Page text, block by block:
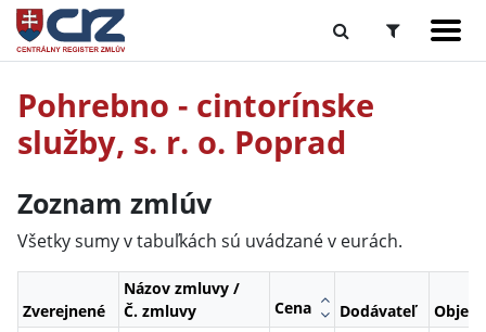
Pohrebno - cintorínske
služby, s. r. o. Poprad
Zoznam zmlúv
Všetky sumy v tabuľkách sú uvádzané v eurách.
Zverejnené
Názov zmluvy /
Č. zmluvy
Cena Dodávateľ